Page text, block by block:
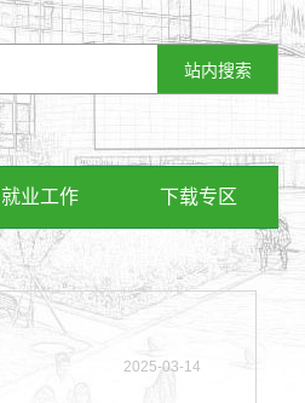
就业工作 下载专区
2025-03-14